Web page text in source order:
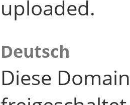
uploaded.
Deutsch
Diese